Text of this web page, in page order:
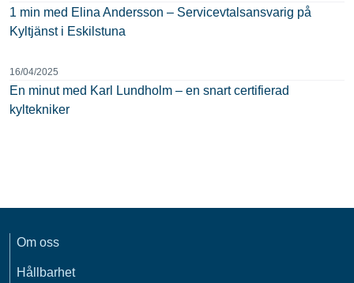
1 min med Elina Andersson – Servicevtalsansvarig på
Kyltjänst i Eskilstuna
16/04/2025
En minut med Karl Lundholm – en snart certifierad
kyltekniker
Om oss
Hållbarhet